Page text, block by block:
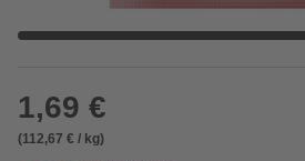
1,69 €
(112,67 € / kg)